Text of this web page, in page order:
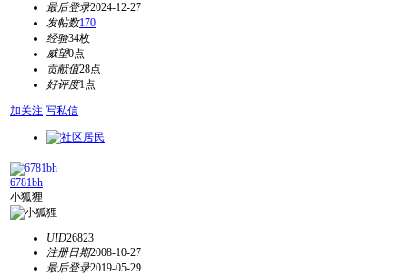
最后登录2024-12-27
发帖数170
经验34枚
威望0点
贡献值28点
好评度1点
加关注 写私信
6781bh
小狐狸
UID26823
注册日期2008-10-27
最后登录2019-05-29